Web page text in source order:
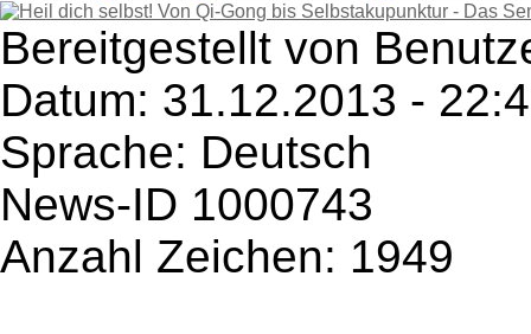
Bereitgestellt von
Datum: 31.12.2013 -
Sprache: Deutsch
News-ID 1000743
Anzahl Zeichen: 1949